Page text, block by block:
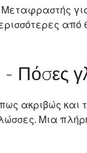
από
- Πόσες
ακριβώς και
Μια